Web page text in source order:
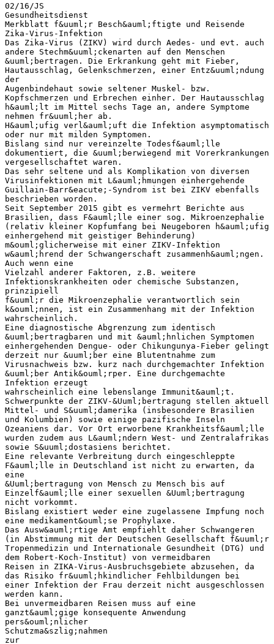
02/16/JS
Gesundheitsdienst
Merkblatt f&uuml;r Besch&auml;ftigte und Reisende
Zika-Virus-Infektion
Das Zika-Virus (ZIKV) wird durch Aedes- und evt. auch
andere Stechm&uuml;ckenarten auf den Menschen
&uuml;bertragen. Die Erkrankung geht mit Fieber,
Hautausschlag, Gelenkschmerzen, einer Entz&uuml;ndung
der
Augenbindehaut sowie seltener Muskel- bzw.
Kopfschmerzen und Erbrechen einher. Der Hautausschlag
h&auml;lt im Mittel sechs Tage an, andere Symptome
nehmen fr&uuml;her ab.
H&auml;ufig verl&auml;uft die Infektion asymptomatisch
oder nur mit milden Symptomen.
Bislang sind nur vereinzelte Todesf&auml;lle
dokumentiert, die &uuml;berwiegend mit Vorerkrankungen
vergesellschaftet waren.
Das sehr seltene und als Komplikation von diversen
Virusinfektionen mit L&auml;hmungen einhergehende
Guillain-Barr&eacute;-Syndrom ist bei ZIKV ebenfalls
beschrieben worden.
Seit September 2015 gibt es vermehrt Berichte aus
Brasilien, dass F&auml;lle einer sog. Mikroenzephalie
(relativ kleiner Kopfumfang bei Neugeboren h&auml;ufig
einhergehend mit geistiger Behinderung)
m&ouml;glicherweise mit einer ZIKV-Infektion
w&auml;hrend der Schwangerschaft zusammenh&auml;ngen.
Auch wenn eine
Vielzahl anderer Faktoren, z.B. weitere
Infektionskrankheiten oder chemische Substanzen,
prinzipiell
f&uuml;r die Mikroenzephalie verantwortlich sein
k&ouml;nnen, ist ein Zusammenhang mit der Infektion
wahrscheinlich.
Eine diagnostische Abgrenzung zum identisch
&uuml;bertragbaren und mit &auml;hnlichen Symptomen
einhergehenden Dengue- oder Chikungunya-Fieber gelingt
derzeit nur &uuml;ber eine Blutentnahme zum
Virusnachweis bzw. kurz nach durchgemachter Infektion
&uuml;ber Antik&ouml;rper. Eine durchgemachte
Infektion erzeugt
wahrscheinlich eine lebenslange Immunit&auml;t.
Schwerpunkte der ZIKV-&Uuml;bertragung stellen aktuell
Mittel- und S&uuml;damerika (insbesondere Brasilien
und Kolumbien) sowie einige pazifische Inseln
Ozeaniens dar. Vor Ort erworbene Krankheitsf&auml;lle
wurden zudem aus L&auml;ndern West- und Zentralafrikas
sowie S&uuml;dostasiens berichtet.
Eine relevante Verbreitung durch eingeschleppte
F&auml;lle in Deutschland ist nicht zu erwarten, da
eine
&Uuml;bertragung von Mensch zu Mensch bis auf
Einzelf&auml;lle einer sexuellen &Uuml;bertragung
nicht vorkommt.
Bislang existiert weder eine zugelassene Impfung noch
eine medikament&ouml;se Prophylaxe.
Das Ausw&auml;rtige Amt empfiehlt daher Schwangeren
(in Abstimmung mit der Deutschen Gesellschaft f&uuml;r
Tropenmedizin und Internationale Gesundheit (DTG) und
dem Robert-Koch-Institut) von vermeidbaren
Reisen in ZIKA-Virus-Ausbruchsgebiete abzusehen, da
das Risiko fr&uuml;hkindlicher Fehlbildungen bei
einer Infektion der Frau derzeit nicht ausgeschlossen
werden kann.
Bei unvermeidbaren Reisen muss auf eine
ganzt&auml;gige konsequente Anwendung
pers&ouml;nlicher
Schutzma&szlig;nahmen
zur